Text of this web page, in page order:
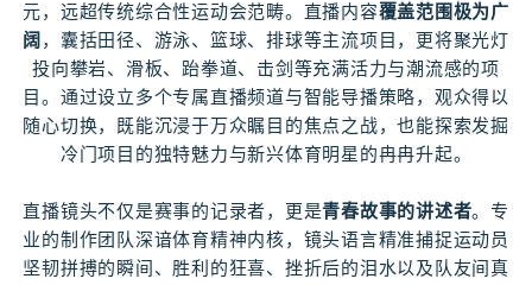
元，远超传统综合性运动会范畴。直播内容覆盖范围极为广
阔 ，囊括田径、游泳、篮球、排球等主流项目，更将聚光灯
投向攀岩、滑板、跆拳道、击剑等充满活力与潮流感的项
目。通过设立多个专属直播频道与智能导播策略，观众得以
随心切换，既能沉浸于万众瞩目的焦点之战，也能探索发掘
冷门项目的独特魅力与新兴体育明星的冉冉升起。
直播镜头不仅是赛事的记录者，更是青春故事的讲述者。专
业的制作团队深谙体育精神内核，镜头语言精准捕捉运动员
坚韧拼搏的瞬间、胜利的狂喜、挫折后的泪水以及队友间真